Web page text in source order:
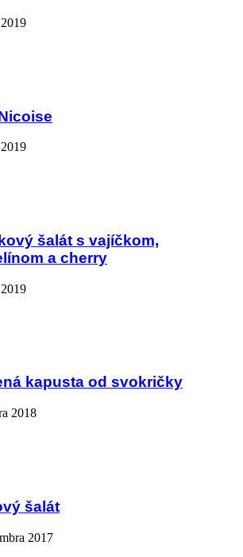
šalát s vajíčkom,
a cherry
kapusta od svokričky
2018
šalát
2017